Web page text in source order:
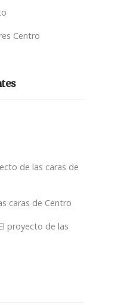
Centro
de las caras de
caras de Centro
proyecto de las